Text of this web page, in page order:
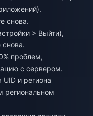
снова.
> Выйти),
снова.
проблем,
с сервером.
UID и региона
региональном